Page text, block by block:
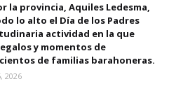
la provincia, Aquiles Ledesma,
lo alto el Día de los Padres
actividad en la que
y momentos de
de familias barahoneras.
2026